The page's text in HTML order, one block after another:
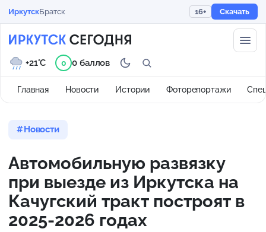
ИркутскБратск 16+ Скачать
Главная Новости Истории Фоторепортажи
+21°C 0 0 баллов
Новости
Автомобильную развязку
при выезде из Иркутска на
Качугский тракт построят в
2025-2026 годах